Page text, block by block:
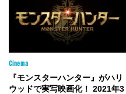
Cinema
『モンスターハンター』がハリ
ウッドで実写映画化！ 2021年3